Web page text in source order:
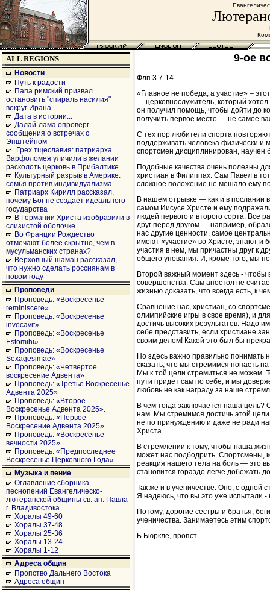
ALL REGIONS
Новости
Путь к радости
Папа римский призвал
остановить "спираль насилия"
вокруг Ирана
Дата в истории...
Далай-лама опроверг
сообщения о встречах с
Эпштейном
Грех тщеславия: патриарха
Варфоломея уличили в желании
расколоть церковь в Прибалтике
Культурный разрыв в Америке:
семья против индивидуализма
Патриарх Кирилл рассказал,
почему Бог не создаёт идеального
государства
В Германии Христа изобразили в
слизистой оболочке
Во Франции Рождество
отмечают более скрытно, чем в
мусульманских странах?
Верховный шаман рассказал,
что нужно сделать россиянам в
новом году
Проповеди
Проповедь: «Воскресенье
reminiscere»
Проповедь: «Воскресенье
invocavit»
Проповедь: «Воскресенье
Estomihi»
Проповедь: «Воскресенье
Sexagesimae»
Проповедь: «Четвертое
воскресение Адвента»
Проповедь: «Третье Воскресенье
Адвента 2025»
Проповедь: «Второе
Воскресенье Адвента 2025».
Проповедь: «Первое
Воскресение Адвента 2025»
Проповедь: «Воскресенье
вечности 2025»
Проповедь: «Предпоследнее
Воскресенье Церковного Года»
Музыка и пение
Оглавление сборника
песнопений Евангелическо-
лютеранской общины св. ап. Павла
г. Владивостока
Хоралы 49-60
Хоралы 37-48
Хоралы 25-36
Хоралы 13-24
Хоралы 1-12
Адреса общин
Пропство Дальнего Востока
Адреса общин
9-ое
Флп 3.7-14
«Главное не победа, а участие» –
— церковнослужитель, который
он получил помощь, чтобы дойти до
получить первое место — не самое
С тех пор любители спорта
поддерживать человека физически и
спортсмен дисциплинирован,
Подобные качества очень полезны
христиан в Филиппах. Сам Павел в
сложное положение не мешало ему
В нашем отрывке — как и в послании
самом Иисусе Христе и ему
людей первого и второго сорта. Все
друг перед другом — например,
нас другие ценности, самое
имеют «участие» во Христе, знают и
участия в нем, мы причастны друг к
общего упования. И, кроме того, мы
Второй важный момент здесь - чтобы
совершенства. Сам апостол не
жизнью доказать, что всегда есть, к
Сравнение нас, христиан, со
олимпийские игры в свое время), и
достичь высоких результатов. Надо
себе представить, если христиане
своим делом! Какой это был бы
Но здесь важно правильно
сказать, что мы стремимся попасть
Мы к той цели стремиться не можем.
пути придет сам по себе, и мы
любовь не как награду за наше
В чем тогда заключается наша
нам. Мы стремимся достичь этой
не по принуждению и даже не ради
Христа.
В стремлении к тому, чтобы наша
может нас подбодрить. Спортсмены,
реакция нашего тела на боль — это
становится гораздо легче добежать
Так же и в ученичестве. Оно, с одной
Я надеюсь, что вы это уже испытали -
Потому, дорогие сестры и братья,
ученичества. Занимаетесь этим
Б.Бюркле, пропст